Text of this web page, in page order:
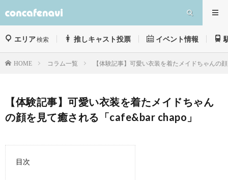
エリア検索 推しキャスト投票 イベント情報
HOME コラム一覧 【体験記事】可愛い衣装を着たメイドちゃんの
【体験記事】可愛い衣装を着たメイドちゃん
の顔を見て癒される「cafe&bar chapo」
目次